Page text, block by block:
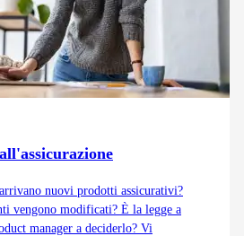
nuovi prodotti assicurativi?
vengono modificati? È la legge a
manager a deciderlo? Vi